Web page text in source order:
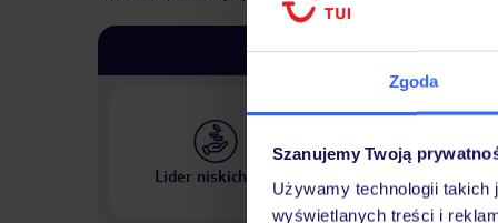
Zgoda
Szanujemy Twoją
Używamy technologii
wyświetlanych treści i
Lider niskich cen
Największe biuro
w Polsce